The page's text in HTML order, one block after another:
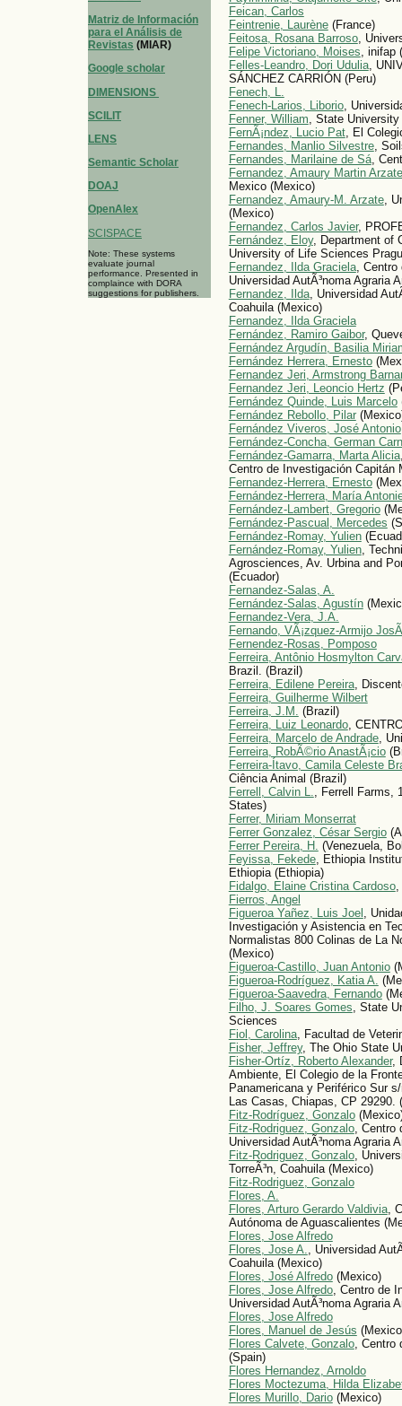
Matriz de Información
para el Análisis de
Revistas (MIAR)
Google scholar
DIMENSIONS
SCILIT
LENS
Semantic Scholar
DOAJ
OpenAlex
SCISPACE
Note: These systems
evaluate journal
performance. Presented in
complaince with DORA
suggestions for publishers.
Feican, Carlos
Feintrenie, Laurène(France)
Feitosa, Rosana Barroso,
Felipe Victoriano, Moises, inifap
Felles-Leandro, Dori Udulia,
SÁNCHEZ CARRIÓN (Peru)
Fenech, L.
Fenech-Larios, Liborio,
Fenner, William, State
FernÃ¡ndez, Lucio Pat, El
Fernandes, Manlio Silvestre,
Fernandes, Marilaine de Sá,
Fernandez, Amaury Martin Arzate
Mexico (Mexico)
Fernandez, Amaury-M. Arzate,
(Mexico)
Fernandez, Carlos Javier,
Fernández, Eloy, Department of
University of Life Sciences
Fernandez, Ilda Graciela, Centro
Universidad AutÃ³noma Agraria
Fernandez, Ilda, Universidad
Coahuila (Mexico)
Fernandez, Ilda Graciela
Fernández, Ramiro Gaibor,
Fernández Argudín, Basilia
Fernández Herrera, Ernesto
Fernandez Jeri, Armstrong
Fernandez Jeri, Leoncio Hertz
Fernández Quinde, Luis Marcelo
Fernández Rebollo, Pilar
Fernández Viveros, José Antonio
Fernández-Concha, German
Fernández-Gamarra, Marta Alicia
Centro de Investigación Capitán
Fernandez-Herrera, Ernesto
Fernández-Herrera, María
Fernández-Lambert, Gregorio
Fernández-Pascual, Mercedes
Fernández-Romay, Yulien
Fernández-Romay, Yulien,
Agrosciences, Av. Urbina and
(Ecuador)
Fernandez-Salas, A.
Fernández-Salas, Agustín
Fernandez-Vera, J.A.
Fernando, VÃ¡zquez-Armijo
Fernendez-Rosas, Pomposo
Ferreira, Antônio Hosmylton
Brazil. (Brazil)
Ferreira, Edilene Pereira,
Ferreira, Guilherme Wilbert
Ferreira, J.M. (Brazil)
Ferreira, Luiz Leonardo,
Ferreira, Marcelo de Andrade,
Ferreira, RobÃ©rio AnastÃ¡cio
Ferreira-Ítavo, Camila Celeste
Ciência Animal (Brazil)
Ferrell, Calvin L., Ferrell Farms,
States)
Ferrer, Miriam Monserrat
Ferrer Gonzalez, César Sergio
Ferrer Pereira, H. (Venezuela,
Feyissa, Fekede, Ethiopia
Ethiopia (Ethiopia)
Fidalgo, Elaine Cristina Cardoso,
Fierros, Angel
Figueroa Yañez, Luis Joel ,
Investigación y Asistencia en
Normalistas 800 Colinas de La
(Mexico)
Figueroa-Castillo, Juan Antonio
Figueroa-Rodríguez, Katia A.
Figueroa-Saavedra, Fernando
Filho, J. Soares Gomes, State
Sciences
Fiol, Carolina, Facultad de
Fisher, Jeffrey, The Ohio State
Fisher-Ortíz, Roberto Alexander,
Ambiente, El Colegio de la
Panamericana y Periférico Sur
Las Casas, Chiapas, CP 29290.
Fitz-Rodríguez, Gonzalo
Fitz-Rodriguez, Gonzalo, Centro
Universidad AutÃ³noma Agraria
Fitz-Rodriguez, Gonzalo,
TorreÃ³n, Coahuila (Mexico)
Fitz-Rodriguez, Gonzalo
Flores, A.
Flores, Arturo Gerardo Valdivia,
Autónoma de Aguascalientes
Flores, Jose Alfredo
Flores, Jose A., Universidad
Coahuila (Mexico)
Flores, José Alfredo(Mexico)
Flores, Jose Alfredo, Centro de
Universidad AutÃ³noma Agraria
Flores, Jose Alfredo
Flores, Manuel de Jesús
Flores Calvete, Gonzalo, Centro
(Spain)
Flores Hernandez, Arnoldo
Flores Moctezuma, Hilda
Flores Murillo, Dario(Mexico)